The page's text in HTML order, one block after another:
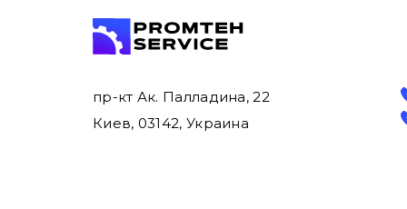
пр-кт Ак. Палладина, 22
Киев, 03142, Украина